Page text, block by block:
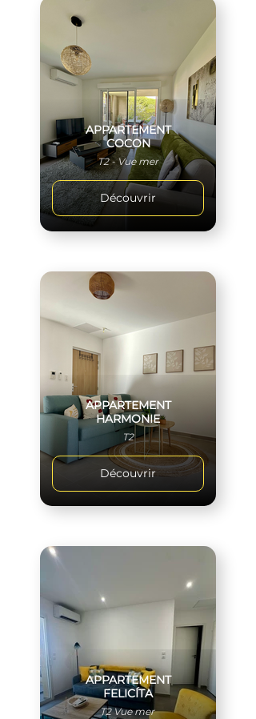
APPARTEMENT
COCON
T2 - Vue mer
Découvrir
APPARTEMENT
HARMONIE
T2
Découvrir
APPARTEMENT
FELICÍTA
T2 Vue mer